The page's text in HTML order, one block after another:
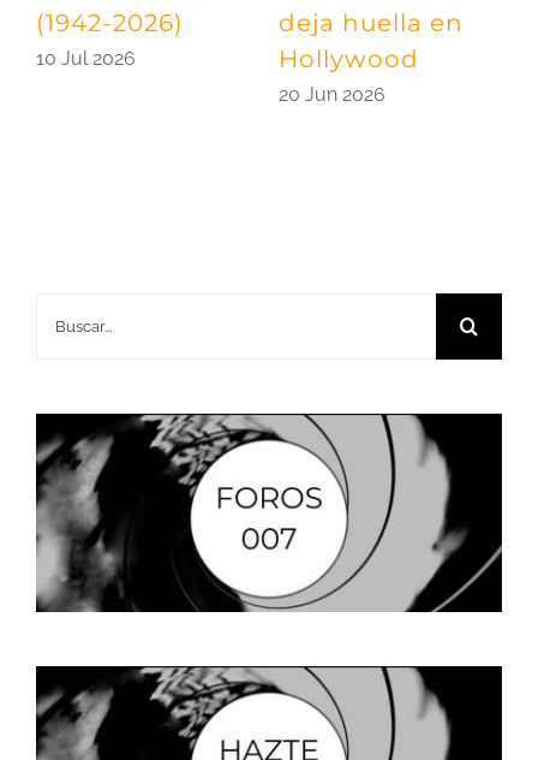
(1942-2026)
10 Jul 2026
deja huella en
Hollywood
20 Jun 2026